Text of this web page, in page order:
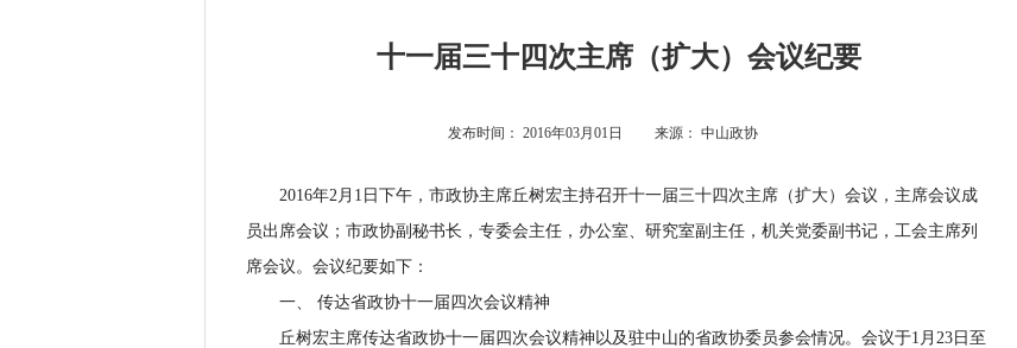
十一届三十四次主席（扩大）会议纪要
发布时间： 2016年03月01日 来源： 中山政协
2016年2月1日下午，市政协主席丘树宏主持召开十一届三十四次主席（扩大）会议，主席会议成
员出席会议；市政协副秘书长，专委会主任，办公室、研究室副主任，机关党委副书记，工会主席列
席会议。会议纪要如下：
一、 传达省政协十一届四次会议精神
丘树宏主席传达省政协十一届四次会议精神以及驻中山的省政协委员参会情况。会议于1月23日至